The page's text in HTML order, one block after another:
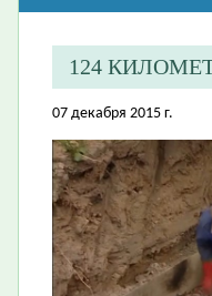
ВОПРОС-ОТВЕТ
124
07 декабря 2015 г.